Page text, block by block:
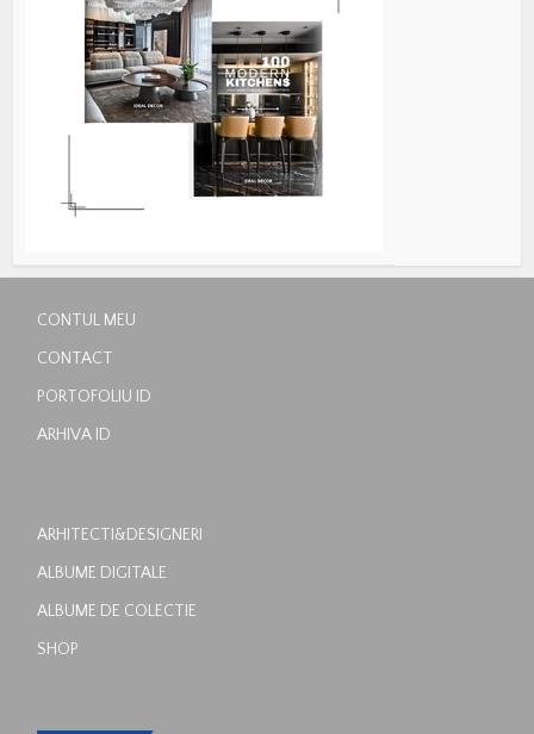
CONTUL MEU
CONTACT
PORTOFOLIU ID
ARHIVA ID
ARHITECTI&DESIGNERI
ALBUME DIGITALE
ALBUME DE COLECTIE
SHOP